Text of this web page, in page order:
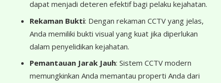
dapat menjadi deteren efektif bagi pelaku kejahatan.
Rekaman Bukti: Dengan rekaman CCTV yang jelas,
Anda memiliki bukti visual yang kuat jika diperlukan
dalam penyelidikan kejahatan.
Pemantauan Jarak Jauh: Sistem CCTV modern
memungkinkan Anda memantau properti Anda dari